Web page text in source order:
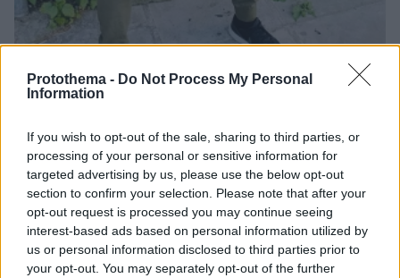
Protothema - Do Not Process My Personal
Information
If you wish to opt-out of the sale, sharing to third parties, or
processing of your personal or sensitive information for
targeted advertising by us, please use the below opt-out
section to confirm your selection. Please note that after your
opt-out request is processed you may continue seeing
interest-based ads based on personal information utilized by
us or personal information disclosed to third parties prior to
your opt-out. You may separately opt-out of the further
υιοθέτησαν τον Αφγανό στη Λέσβο - Η αρχική
εκδοχή για το φονικό στην Κυψέλη και η σιωπή
στην απολογία
07.08.2026, 07:19